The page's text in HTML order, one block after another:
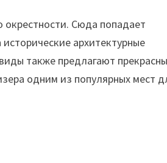
Сюда попадает
архитектурные
также предлагают
одним из популярных мест